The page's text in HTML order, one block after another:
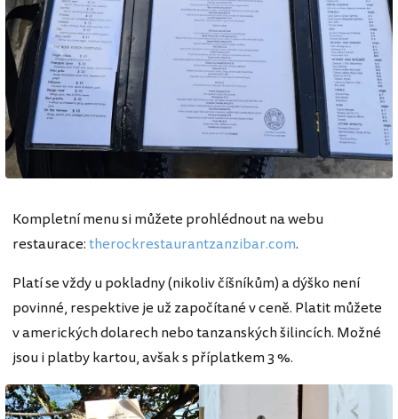
Kompletní menu si můžete prohlédnout na webu
restaurace:therockrestaurantzanzibar.com.
Platí se vždy u pokladny (nikoliv číšníkům) a dýško není
povinné, respektive je už započítané v ceně. Platit můžete
v amerických dolarech nebo tanzanských šilincích. Možné
jsou i platby kartou, avšak s příplatkem 3 %.